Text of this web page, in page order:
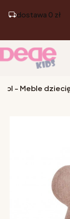
dostawa 0 zł
- Meble